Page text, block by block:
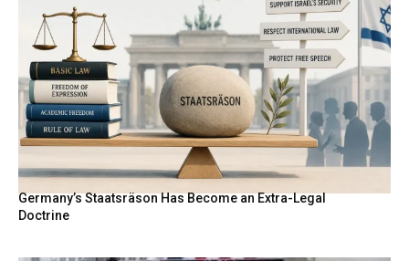
Germany’s Staatsräson Has Become an Extra-Legal
Doctrine